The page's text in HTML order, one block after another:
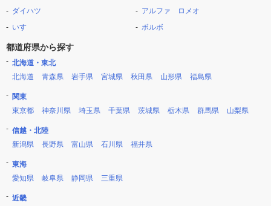
ダイハツ
いすゞ
アルファ ロメオ
ボルボ
都道府県から探す
北海道・東北
北海道
青森県 岩手県 宮城県 秋田県 山形県 福島県
関東
東京都
神奈川県 埼玉県 千葉県 茨城県 栃木県 群馬県 山梨県
信越・北陸
新潟県
長野県 富山県 石川県 福井県
東海
愛知県
岐阜県 静岡県 三重県
近畿